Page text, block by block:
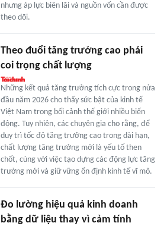
nhưng áp lực biên lãi và nguồn vốn cần được
theo dõi.
Theo đuổi tăng trưởng cao phải
coi trọng chất lượng
Những kết quả tăng trưởng tích cực trong nửa
đầu năm 2026 cho thấy sức bật của kinh tế
Việt Nam trong bối cảnh thế giới nhiều biến
động. Tuy nhiên, các chuyên gia cho rằng, để
duy trì tốc độ tăng trưởng cao trong dài hạn,
chất lượng tăng trưởng mới là yếu tố then
chốt, cùng với việc tạo dựng các động lực tăng
trưởng mới và giữ vững ổn định kinh tế vĩ mô.
Đo lường hiệu quả kinh doanh
bằng dữ liệu thay vì cảm tính